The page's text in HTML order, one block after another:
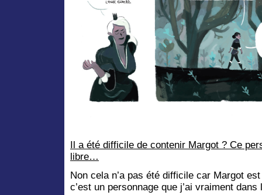
Il a été difficile de contenir Margot ? Ce
libre…
Non cela n’a pas été difficile car Margot
c’est un personnage que j’ai vraiment dans